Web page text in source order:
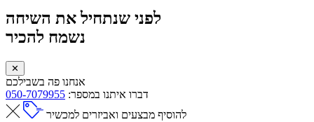
לפני שנתחיל את השיחה
נשמח להכיר
✕
אנחנו פה בשבילכם
דברו איתנו במספר: 050-7079955
להוסיף מבצעים ואביזרים למכשיר